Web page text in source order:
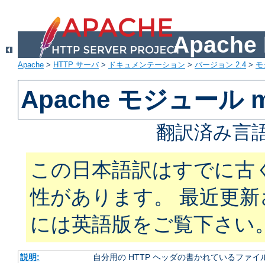
Apache
Apache > HTTP サーバ> ドキュメンテーション > バージョン 2.4 >
Apache モジュール
翻訳済み言
この日本語訳はすでに古
性があります。 最近更
には英語版をご覧下さい
説明:
自分用の HTTP ヘッダの書かれているファイ